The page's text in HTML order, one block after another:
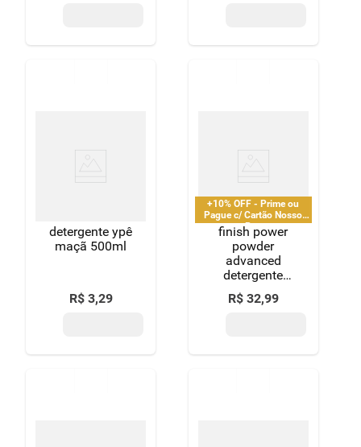
detergente ypê
maçã 500ml
R$ 3,29
+10% OFF - Prime ou
Pague c/ Cartão Nosso
Pay
finish power
powder
advanced
detergente
para lava
louças em pó
R$ 32,99